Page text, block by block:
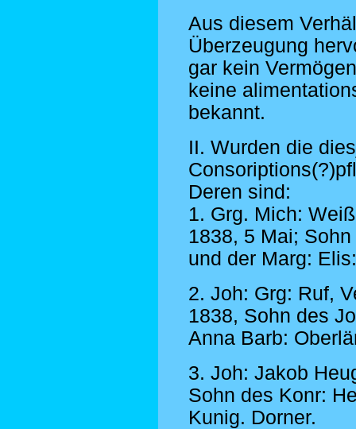
Aus diesem
Überzeugung
gar kein
keine
bekannt.
II. Wurden die
Deren sind:
1. Grg. Mich:
1838, 5 Mai;
und der Marg:
2. Joh: Grg: Ruf,
1838, Sohn des
Anna Barb:
3. Joh: Jakob
Sohn des Konr:
Kunig. Dorner.